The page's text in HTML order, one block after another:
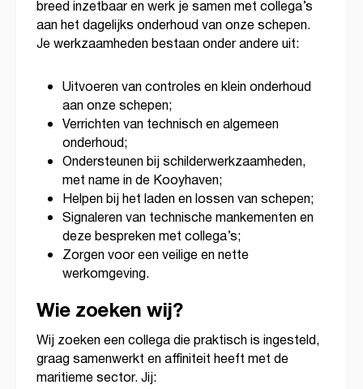
breed inzetbaar en werk je samen met collega’s
aan het dagelijks onderhoud van onze schepen.
Je werkzaamheden bestaan onder andere uit:
Uitvoeren van controles en klein onderhoud
aan onze schepen;
Verrichten van technisch en algemeen
onderhoud;
Ondersteunen bij schilderwerkzaamheden,
met name in de Kooyhaven;
Helpen bij het laden en lossen van schepen;
Signaleren van technische mankementen en
deze bespreken met collega’s;
Zorgen voor een veilige en nette
werkomgeving.
Wie zoeken wij?
Wij zoeken een collega die praktisch is ingesteld,
graag samenwerkt en affiniteit heeft met de
maritieme sector. Jij: